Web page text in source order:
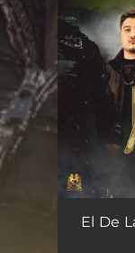
Estilo
El De